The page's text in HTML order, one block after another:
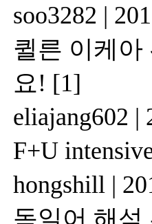
soo3282 |
퀼른 이케아
요! [1]
eliajang602 |
F+U
hongshill |
독일어 해석